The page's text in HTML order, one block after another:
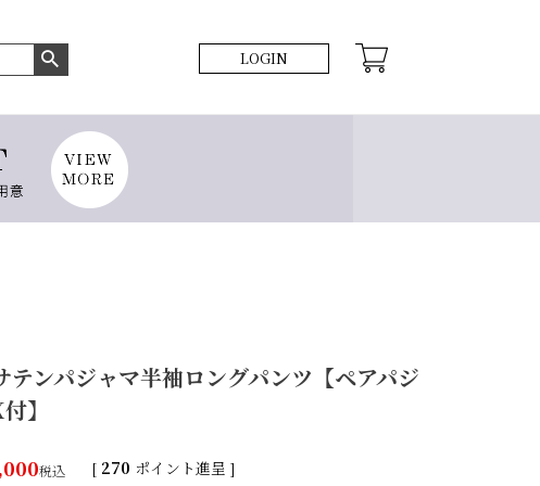
LOGIN
テンパジャマ半袖ロングパンツ【ペアパジ
】
税込 [ 270 ポイント進呈 ]